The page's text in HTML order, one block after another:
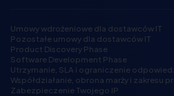
Umowy wdrożeniowe dla dostawców IT
Pozostałe umowy dla dostawców IT
Product Discovery Phase
Software Development Phase
Utrzymanie, SLA i ograniczenie
Współdziałanie, obrona marży i zakresu
Zabezpieczenie Twojego IP